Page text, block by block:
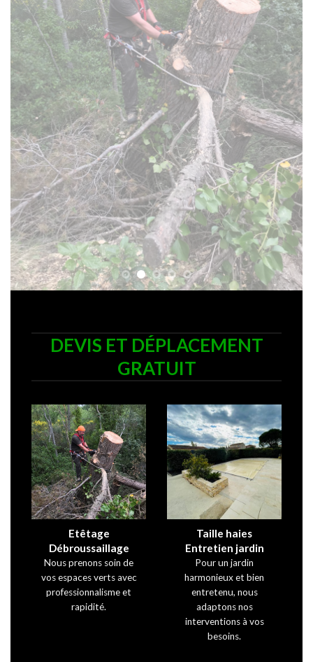
DEVIS ET DÉPLACEMENT
GRATUIT
Etêtage
Débroussaillage
Nous prenons soin de
vos espaces verts avec
professionnalisme et
rapidité.
Taille haies
Entretien jardin
Pour un jardin
harmonieux et bien
entretenu, nous
adaptons nos
interventions à vos
besoins.